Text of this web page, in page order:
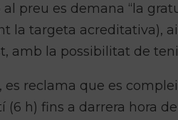
preu es demana “la
la targeta acreditativa),
amb la possibilitat de
es reclama que es
(6 h) fins a darrera hora